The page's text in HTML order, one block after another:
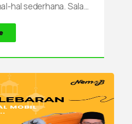
hal sederhana. Salah
Buka berarti anda
ramah lingkungan.
yaitu menggunakan
low emisi, jika
sewa mobil di